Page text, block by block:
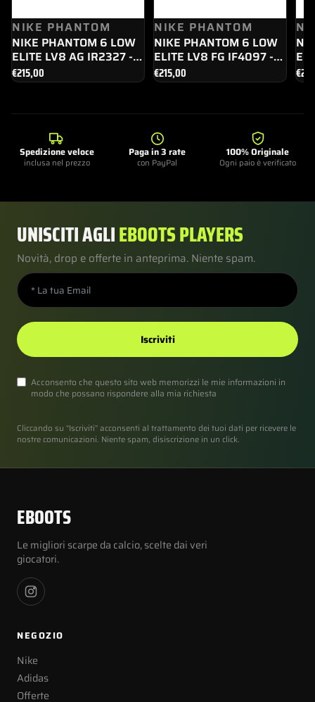
NIKE PHANTOM
NIKE PHANTOM 6 LOW
ELITE LV8 AG IR2327 -
008
€215,00
NIKE PHANTOM
NIKE PHANTOM 6 LOW
ELITE LV8 FG IF4097 -
288
€215,00 €
Spedizione veloce
inclusa nel prezzo
Paga in 3 rate
con PayPal
100% Originale
Ogni paio è verificato
UNISCITI AGLIEBOOTS PLAYERS
Novità, drop e offerte in anteprima. Niente spam.
Iscriviti
Acconsento che questo sito web memorizzi le mie informazioni in
modo che possano rispondere alla mia richiesta
Cliccando su “Iscriviti” acconsenti al trattamento dei tuoi dati per ricevere le
nostre comunicazioni. Niente spam, disiscrizione in un click.
EBOOTS
Le migliori scarpe da calcio, scelte dai veri
giocatori.
NEGOZIO
Nike
Adidas
Offerte